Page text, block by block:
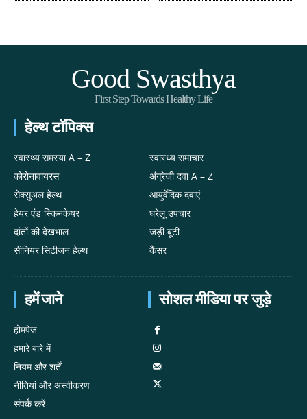
Good Swasthya
First Step Towards Healthy Life
हेल्थ टॉपिक्स
स्वास्थ्य समस्या A – Z
कोरोनावायरस
सेक्सुअल हेल्थ
हेयर एंड स्किनकेयर
दांतों की देखभाल
सीनियर सिटीजन हेल्थ
स्वास्थ्य समाचार
अंग्रेजी दवा A – Z
आयुर्वेदिक दवाएं
घरेलू उपचार
जड़ी बूटी
कैंसर
हमें जाने
होमपेज
हमारे बारे में
नियम और शर्तें
नीतियां और अस्वीकरण
संपर्क करें
सोशल मीडिया पर जुड़े